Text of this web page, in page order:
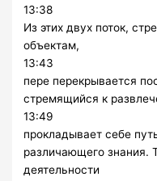
13:38
Из этих двух поток,
объектам,
13:43
пере перекрывается
стремящийся к
13:49
прокладывает себе
различающего знания.
деятельности